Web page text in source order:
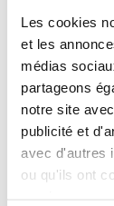
Les cookies
et les
médias
partageons
notre site
publicité et
avec d'autres
ou qu'ils ont